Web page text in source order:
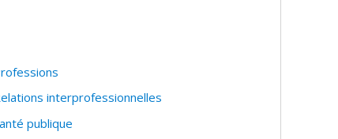
un gestionnaire de cas pour l’évaluation
outil unique d’évaluation et un système
longue durée, particulièrement le soutien à
vers l’organisation des services et des
interprofessionnelles
publique